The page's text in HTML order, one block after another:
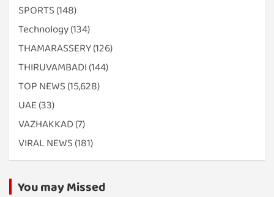
SPORTS (148)
Technology(134)
THAMARASSERY(126)
THIRUVAMBADI (144)
TOP NEWS (15,628)
UAE (33)
VAZHAKKAD(7)
VIRAL NEWS (181)
You may Missed